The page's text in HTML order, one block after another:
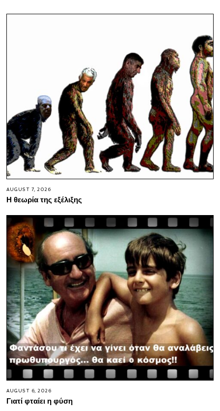
AUGUST 7, 2026
Η θεωρία της εξέλιξης
AUGUST 6, 2026
Γιατί φταίει η φύση